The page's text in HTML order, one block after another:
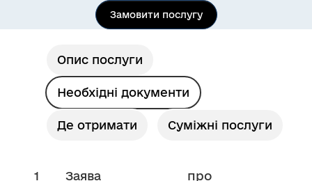
Замовити послугу
Опис послуги
Необхідні документи
Де отримати Суміжні послуги
1
Заява про